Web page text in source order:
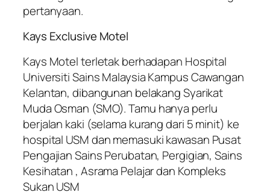
pertanyaan.
Kays Exclusive Motel
Kays Motel terletak berhadapan Hospital
Universiti Sains Malaysia Kampus Cawangan
Kelantan, dibangunan belakang Syarikat
Muda Osman (SMO). Tamu hanya perlu
berjalan kaki (selama kurang dari 5 minit) ke
hospital USM dan memasuki kawasan Pusat
Pengajian Sains Perubatan, Pergigian, Sains
Kesihatan , Asrama Pelajar dan Kompleks
Sukan USM